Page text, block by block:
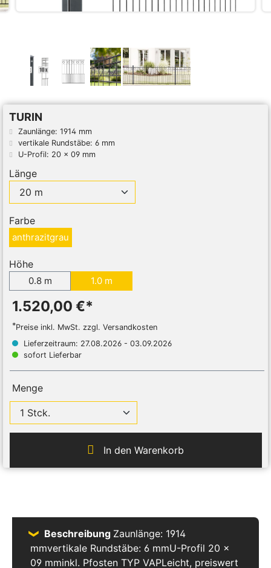
TURIN
Zaunlänge: 1914 mm
vertikale Rundstäbe: 6 mm
U-Profil: 20 x 09 mm
Länge
Farbe
anthrazitgrau
Höhe
0.8 m 1.0 m
1.520,00 €*
*Preise inkl. MwSt. zzgl. Versandkosten
Lieferzeitraum: 27.08.2026 - 03.09.2026
sofort Lieferbar
Menge
In den Warenkorb
Beschreibung Zaunlänge: 1914
mmvertikale Rundstäbe: 6 mmU-Profil 20 x
09 mminkl. Pfosten TYP VAPLeicht, preiswert